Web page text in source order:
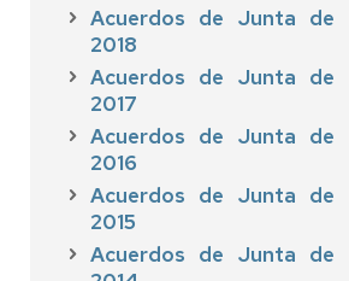
Acuerdos de Junta de
2018
Acuerdos de Junta de
2017
Acuerdos de Junta de
2016
Acuerdos de Junta de
2015
Acuerdos de Junta de